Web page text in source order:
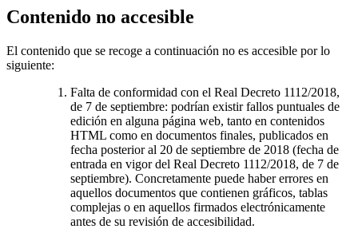
Contenido no accesible
El contenido que se recoge a continuación no es accesible por lo
siguiente:
Falta de conformidad con el Real Decreto 1112/2018,
de 7 de septiembre: podrían existir fallos puntuales de
edición en alguna página web, tanto en contenidos
HTML como en documentos finales, publicados en
fecha posterior al 20 de septiembre de 2018 (fecha de
entrada en vigor del Real Decreto 1112/2018, de 7 de
septiembre). Concretamente puede haber errores en
aquellos documentos que contienen gráficos, tablas
complejas o en aquellos firmados electrónicamente
antes de su revisión de accesibilidad.